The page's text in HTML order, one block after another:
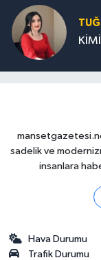
sadelik ve
insanlara
Hava Durumu
Trafik Durumu